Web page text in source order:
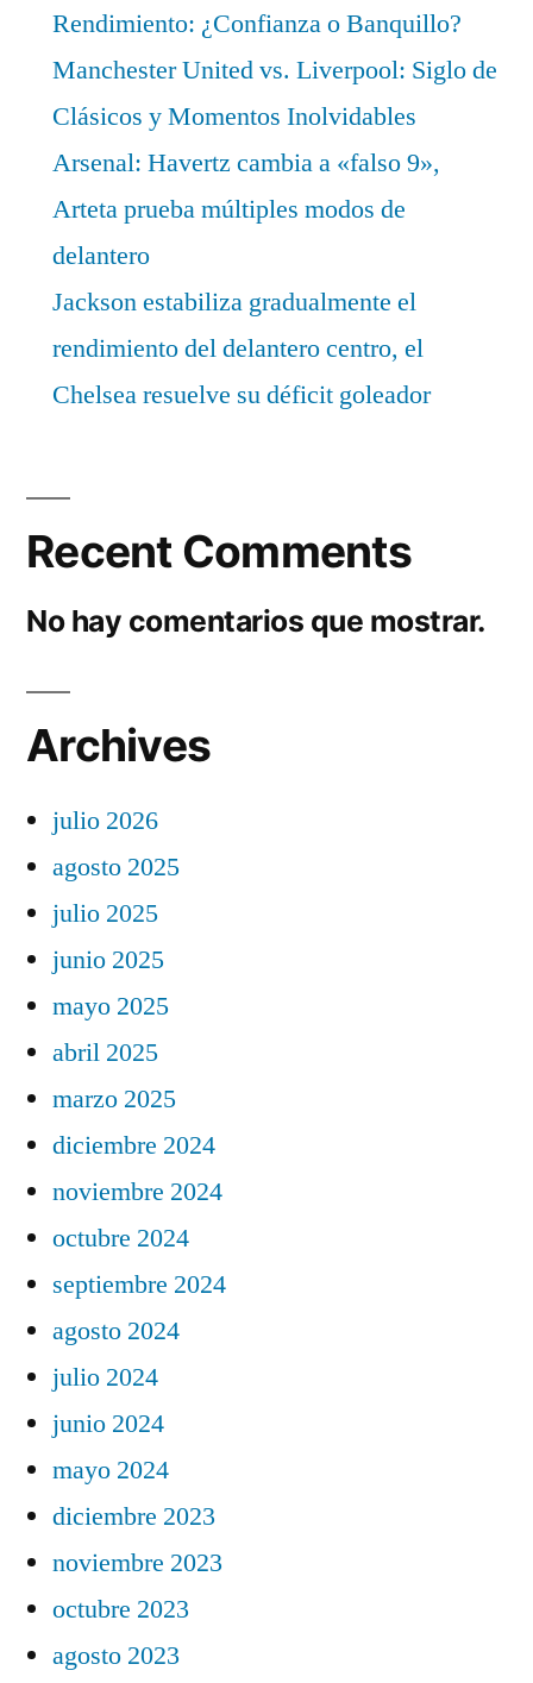
Rendimiento: ¿Confianza o Banquillo?
Manchester United vs. Liverpool: Siglo de
Clásicos y Momentos Inolvidables
Arsenal: Havertz cambia a «falso 9»,
Arteta prueba múltiples modos de
delantero
Jackson estabiliza gradualmente el
rendimiento del delantero centro, el
Chelsea resuelve su déficit goleador
Recent Comments
No hay comentarios que mostrar.
Archives
julio 2026
agosto 2025
julio 2025
junio 2025
mayo 2025
abril 2025
marzo 2025
diciembre 2024
noviembre 2024
octubre 2024
septiembre 2024
agosto 2024
julio 2024
junio 2024
mayo 2024
diciembre 2023
noviembre 2023
octubre 2023
agosto 2023